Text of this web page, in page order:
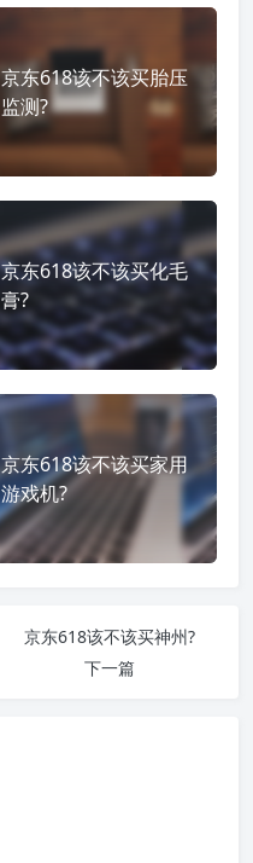
京东618该不该买胎压
监测?
京东618该不该买化毛
膏?
京东618该不该买家用
游戏机?
京东618该不该买神州?
下一篇